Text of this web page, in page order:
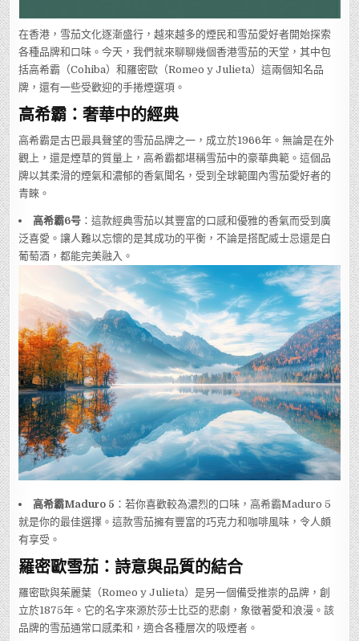
薦！
在香港，雪茄文化逐漸盛行，越來越多的煙民和雪茄愛好者開始探索
各種品牌和口味。今天，我們就來聊聊幾個香港雪茄的天堂，其中包
括高希霸（Cohiba）和羅密歐（Romeo y Julieta）這兩個知名品
牌，還有一些受歡迎的手捲煙選項。
高希霸：奢華中的經典
高希霸是古巴最具聲望的雪茄品牌之一，成立於1966年。無論是在外
觀上，還是煙草的質量上，高希霸都堪稱雪茄中的豪華典範。這個品
牌以其柔滑的煙氣和濃郁的香氣聞名，受到全球範圍內雪茄愛好者的
青睞。
高希霸6号 ：這款經典雪茄以其豐富的口感和優雅的香氣而受到廣
泛喜愛。讓人難以忘懷的是其成功的平衡，不論是搭配威士忌還是白
葡萄酒，都能完美融入。
高希霸Maduro 5 ：若你喜歡較為濃烈的口味，高希霸Maduro 5
就是你的最佳選擇。這款雪茄擁有豐富的巧克力和咖啡風味，令人頗
有享受。
羅密歐雪茄：詩意與品質的結合
羅密歐與茱麗葉（Romeo y Julieta）是另一個備受推崇的品牌，創
立於1875年。它的名字來源於莎士比亞的悲劇，象徵著愛和浪漫。該
品牌的雪茄通常口感柔和，適合各種層次的吸煙者。